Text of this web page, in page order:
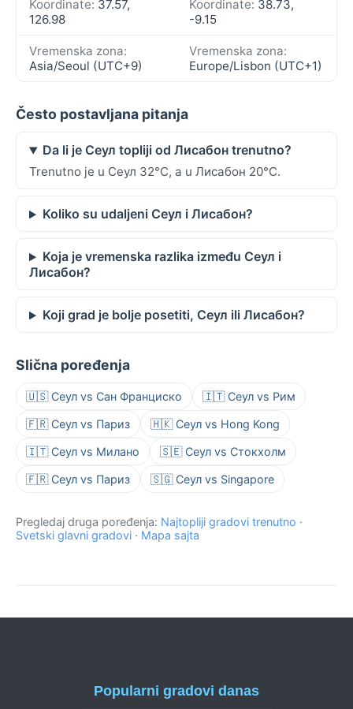
Koordinate: 37.57,
126.98
Koordinate: 38.73,
-9.15
Vremenska zona:
Asia/Seoul (UTC+9)
Vremenska zona:
Europe/Lisbon (UTC+1)
Često postavljana pitanja
Da li je Сеул topliji od Лисабон trenutno?
Trenutno je u Сеул 32°C, a u Лисабон 20°C.
Koliko su udaljeni Сеул i Лисабон?
Koja je vremenska razlika između Сеул i
Лисабон?
Koji grad je bolje posetiti, Сеул ili Лисабон?
Slična poređenja
🇺🇸 Сеул vs Сан Франциско 🇮🇹 Сеул vs Рим
🇫🇷 Сеул vs Париз 🇭🇰 Сеул vs Hong Kong
🇮🇹 Сеул vs Милано 🇸🇪 Сеул vs Стокхолм
🇫🇷 Сеул vs Париз 🇸🇬 Сеул vs Singapore
Pregledaj druga poređenja: Najtopliji gradovi trenutno ·
Svetski glavni gradovi · Mapa sajta
Popularni gradovi danas